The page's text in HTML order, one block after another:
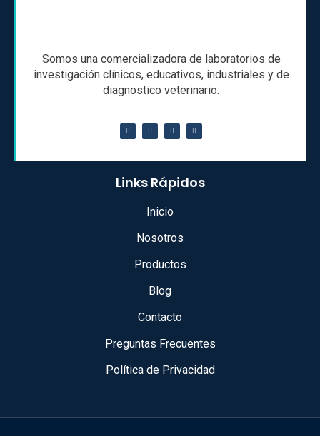
Somos una comercializadora de laboratorios de
investigación clínicos, educativos, industriales y de
diagnostico veterinario.
Links Rápidos
Inicio
Nosotros
Productos
Blog
Contacto
Preguntas Frecuentes
Política de Privacidad